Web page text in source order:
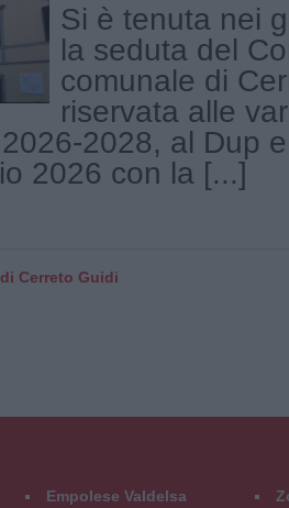
Si è tenuta nei
la seduta del
comunale di
riservata alle
2028, al Dup
2026 con la [...]
Cerreto Guidi
Empolese Valdelsa